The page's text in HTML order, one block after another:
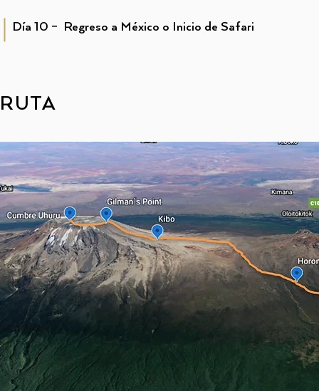
Día 10 – Regreso a México o Inicio de Safari
RUTA